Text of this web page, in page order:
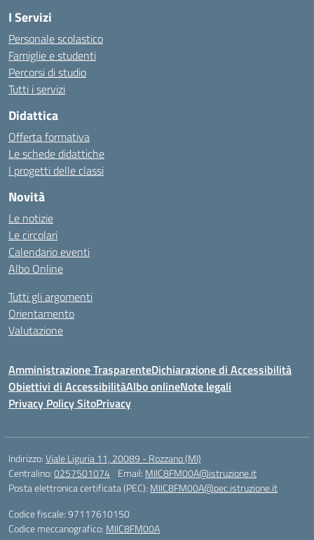
I Servizi
Personale scolastico
Famiglie e studenti
Percorsi di studio
Tutti i servizi
Didattica
Offerta formativa
Le schede didattiche
I progetti delle classi
Novità
Le notizie
Le circolari
Calendario eventi
Albo Online
Tutti gli argomenti
Orientamento
Valutazione
Amministrazione TrasparenteDichiarazione di Accessibilità
Obiettivi di AccessibilitàAlbo onlineNote legali
Privacy Policy SitoPrivacy
Indirizzo:Viale Liguria 11, 20089 - Rozzano (MI)
Centralino:0257501074 Email: MIIC8FM00A@istruzione.it
Posta elettronica certificata (PEC): MIIC8FM00A@pec.istruzione.it
Codice fiscale: 97117610150
Codice meccanografico: MIIC8FM00A